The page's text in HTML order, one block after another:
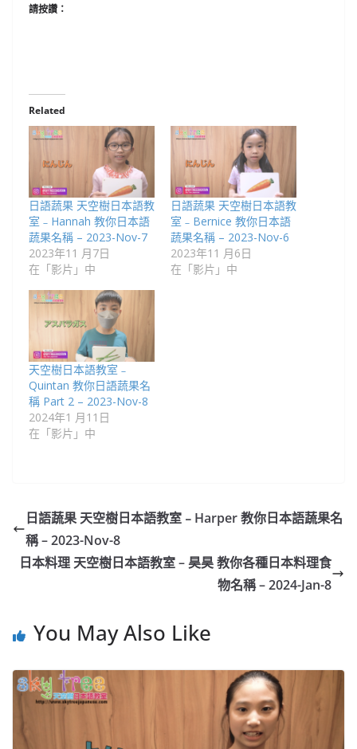
請按讚：
Related
日語蔬果 天空樹日本語教
室﹣Hannah 教你日本語
蔬果名稱 – 2023-Nov-7
2023年11 月7日
在「影片」中
日語蔬果 天空樹日本語教
室﹣Bernice 教你日本語
蔬果名稱 – 2023-Nov-6
2023年11 月6日
在「影片」中
天空樹日本語教室﹣
Quintan 教你日語蔬果名
稱 Part 2 – 2023-Nov-8
2024年1 月11日
在「影片」中
日語蔬果 天空樹日本語教室﹣Harper 教你日本語蔬果名
稱 – 2023-Nov-8
日本料理 天空樹日本語教室 – 昊昊 教你各種日本料理食
物名稱 – 2024-Jan-8
You May Also Like